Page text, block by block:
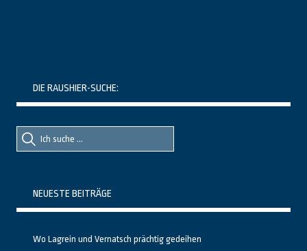
DIE RAUSHIER-SUCHE:
Suche
nach::
Suche
nach:
NEUESTE BEITRÄGE
Wo Lagrein und Vernatsch prächtig gedeihen